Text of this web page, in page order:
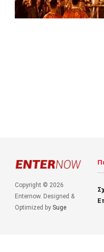
Copyright © 2026
Enternow. Designed &
Optimized by Suge